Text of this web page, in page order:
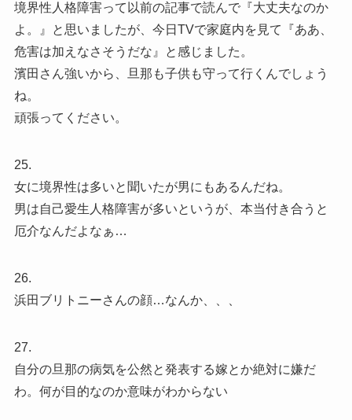
境界性人格障害って以前の記事で読んで『大丈夫なのか
よ。』と思いましたが、今日TVで家庭内を見て『ああ、
危害は加えなさそうだな』と感じました。
濱田さん強いから、旦那も子供も守って行くんでしょう
ね。
頑張ってください。
25.
女に境界性は多いと聞いたが男にもあるんだね。
男は自己愛生人格障害が多いというが、本当付き合うと
厄介なんだよなぁ…
26.
浜田ブリトニーさんの顔…なんか、、、
27.
自分の旦那の病気を公然と発表する嫁とか絶対に嫌だ
わ。何が目的なのか意味がわからない